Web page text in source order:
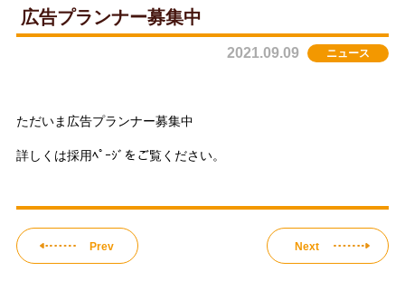
広告プランナー募集中
2021.09.09 ニュース
ただいま広告プランナー募集中
詳しくは採用ﾍﾟｰｼﾞをご覧ください。
Prev Next